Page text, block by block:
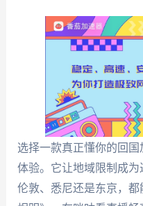
选择一款真正懂你的回
体验。它让地域限制成为
伦敦、悉尼还是东京，都